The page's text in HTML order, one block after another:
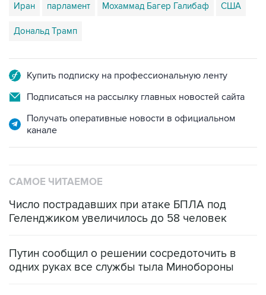
Иран парламент Мохаммад Багер Галибаф США
Дональд Трамп
Купить подписку на профессиональную ленту
Подписаться на рассылку главных новостей сайта
Получать оперативные новости в официальном
канале
САМОЕ ЧИТАЕМОЕ
Число пострадавших при атаке БПЛА под
Геленджиком увеличилось до 58 человек
Путин сообщил о решении сосредоточить в
одних руках все службы тыла Минобороны